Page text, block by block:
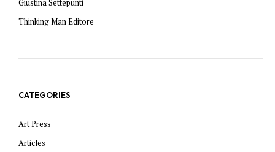
Giustina Settepunti
Thinking Man Editore
CATEGORIES
Art Press
Articles